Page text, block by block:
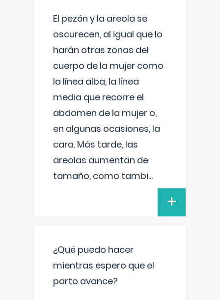
El pezón y la areola se
oscurecen, al igual que lo
harán otras zonas del
cuerpo de la mujer como
la línea alba, la línea
media que recorre el
abdomen de la mujer o,
en algunas ocasiones, la
cara. Más tarde, las
areolas aumentan de
tamaño, como tambi...
+
¿Qué puedo hacer
mientras espero que el
parto avance?